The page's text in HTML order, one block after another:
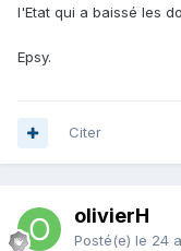
l'Etat qui a baissé les
Epsy.
Citer
olivierH
Posté(e) le 24